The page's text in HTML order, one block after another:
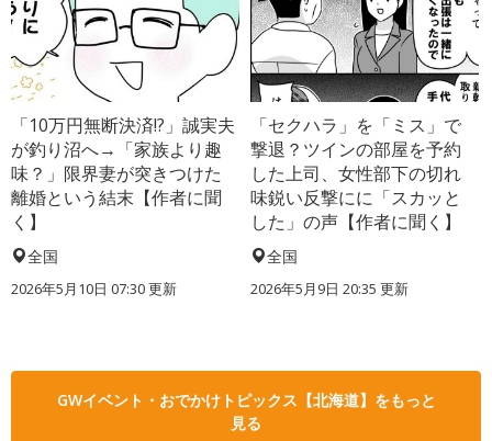
「10万円無断決済!?」誠実夫
が釣り沼へ→「家族より趣
味？」限界妻が突きつけた
離婚という結末【作者に聞
く】
全国
2026年5月10日 07:30 更新
「セクハラ」を「ミス」で
撃退？ツインの部屋を予約
した上司、女性部下の切れ
味鋭い反撃にに「スカッと
した」の声【作者に聞く】
全国
2026年5月9日 20:35 更新
GWイベント・おでかけトピックス【北海道】をもっと
見る